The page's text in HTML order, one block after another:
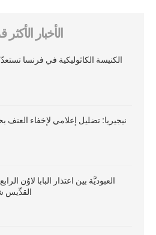
الأخبار الأكثر
الكنيسة الكاثوليكية في فرنسا تستعدّ
نيجيريا: تضليل إعلامي لإخفاء العنف
العبوديَّة بين اعتذار البابا لاوُن
القدِّيس